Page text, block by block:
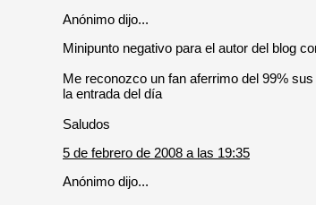
Anónimo dijo...
Minipunto negativo para el autor del blog
Me reconozco un fan aferrimo del 99%
la entrada del día
Saludos
5 de febrero de 2008 a las 19:35
Anónimo dijo...